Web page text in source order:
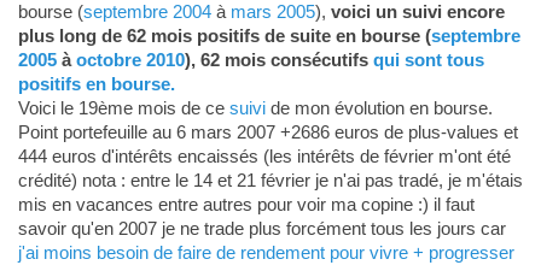
bourse (septembre 2004à mars 2005), voici un suivi encore
plus long de 62 mois positifs de suite en bourse (septembre
2005àoctobre 2010), 62 mois consécutifs qui sont tous
positifs en bourse.
Voici le 19ème mois de ce suivide mon évolution en bourse.
Point portefeuille au 6 mars 2007 +2686 euros de plus-values et
444 euros d'intérêts encaissés (les intérêts de février m'ont été
crédité) nota : entre le 14 et 21 février je n'ai pas tradé, je m'étais
mis en vacances entre autres pour voir ma copine :) il faut
savoir qu'en 2007 je ne trade plus forcément tous les jours car
j'ai moins besoin de faire de rendement pour vivre + progresser